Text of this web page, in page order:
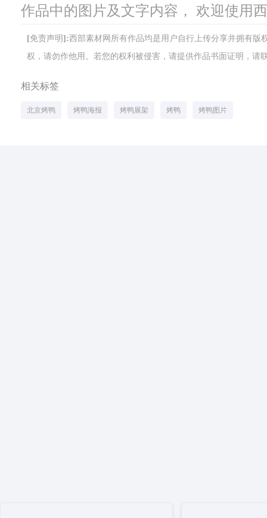
作品中的图片及文字内容， 欢迎使用
[免责声明]:西部素材网所有作品均是用户自行上传分享并拥有
权，请勿作他用。若您的权利被侵害，请提供作品书面证明，请
相关标签
北京烤鸭 烤鸭海报 烤鸭展架 烤鸭 烤鸭图片